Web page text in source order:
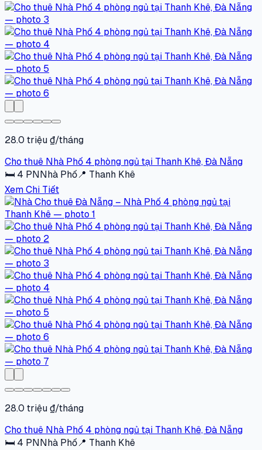
28.0 triệu ₫/tháng
Cho thuê Nhà Phố 4 phòng ngủ tại Thanh Khê, Đà Nẵng
🛏 4 PNNhà Phố📍 Thanh Khê
Xem Chi Tiết
28.0 triệu ₫/tháng
Cho thuê Nhà Phố 4 phòng ngủ tại Thanh Khê, Đà Nẵng
🛏 4 PNNhà Phố📍 Thanh Khê